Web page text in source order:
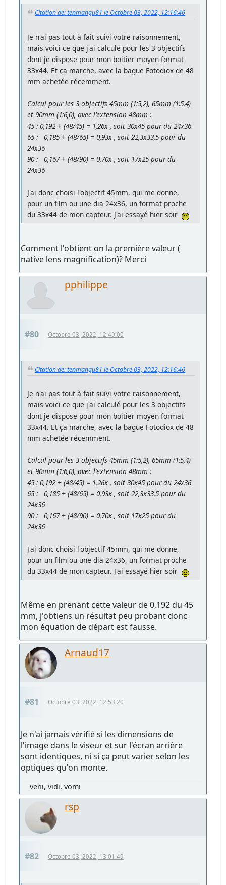
Citation de: tenmangu81 le Octobre 03, 2022, 12:16:46
Je n'ai pas tout à fait suivi votre raisonnement,
mais voici ce que j'ai calculé pour les 3 objectifs
dont je dispose pour mon boitier moyen format
33x44. Et ça marche, avec la bague Fotodiox de 48
mm achetée récemment.
Calcul pour les 3 objectifs 45mm (1:5,2), 65mm (1:5,4)
et 90mm (1:6,0), avec l'extension 48mm :
45 : 0,192 + (48/45) = 1,26x , soit 30x45 pour du 24x36
65 : 0,185 + (48/65) = 0,93x , soit 22,3x33,5 pour du
24x36
90 : 0,167 + (48/90) = 0,70x , soit 17x25 pour du
24x36
J'ai donc choisi l'objectif 45mm, qui me donne,
pour un film ou une dia 24x36, un format proche
du 33x44 de mon capteur. J'ai essayé hier soir
Comment l'obtient on la première valeur (
native lens magnification)? Merci
pphilippe
#80 Octobre 03, 2022, 12:49:00
Citation de: tenmangu81 le Octobre 03, 2022, 12:16:46
Je n'ai pas tout à fait suivi votre raisonnement,
mais voici ce que j'ai calculé pour les 3 objectifs
dont je dispose pour mon boitier moyen format
33x44. Et ça marche, avec la bague Fotodiox de 48
mm achetée récemment.
Calcul pour les 3 objectifs 45mm (1:5,2), 65mm (1:5,4)
et 90mm (1:6,0), avec l'extension 48mm :
45 : 0,192 + (48/45) = 1,26x , soit 30x45 pour du 24x36
65 : 0,185 + (48/65) = 0,93x , soit 22,3x33,5 pour du
24x36
90 : 0,167 + (48/90) = 0,70x , soit 17x25 pour du
24x36
J'ai donc choisi l'objectif 45mm, qui me donne,
pour un film ou une dia 24x36, un format proche
du 33x44 de mon capteur. J'ai essayé hier soir
Même en prenant cette valeur de 0,192 du 45
mm, j'obtiens un résultat peu probant donc
mon équation de départ est fausse.
Arnaud17
#81 Octobre 03, 2022, 12:53:20
Je n'ai jamais vérifié si les dimensions de
l'image dans le viseur et sur l'écran arrière
sont identiques, ni si ça peut varier selon les
optiques qu'on monte.
veni, vidi, vomi
rsp
#82 Octobre 03, 2022, 13:01:49